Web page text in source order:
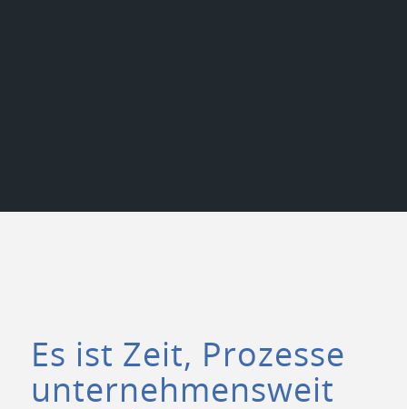
Es ist Zeit, Prozesse
unternehmensweit